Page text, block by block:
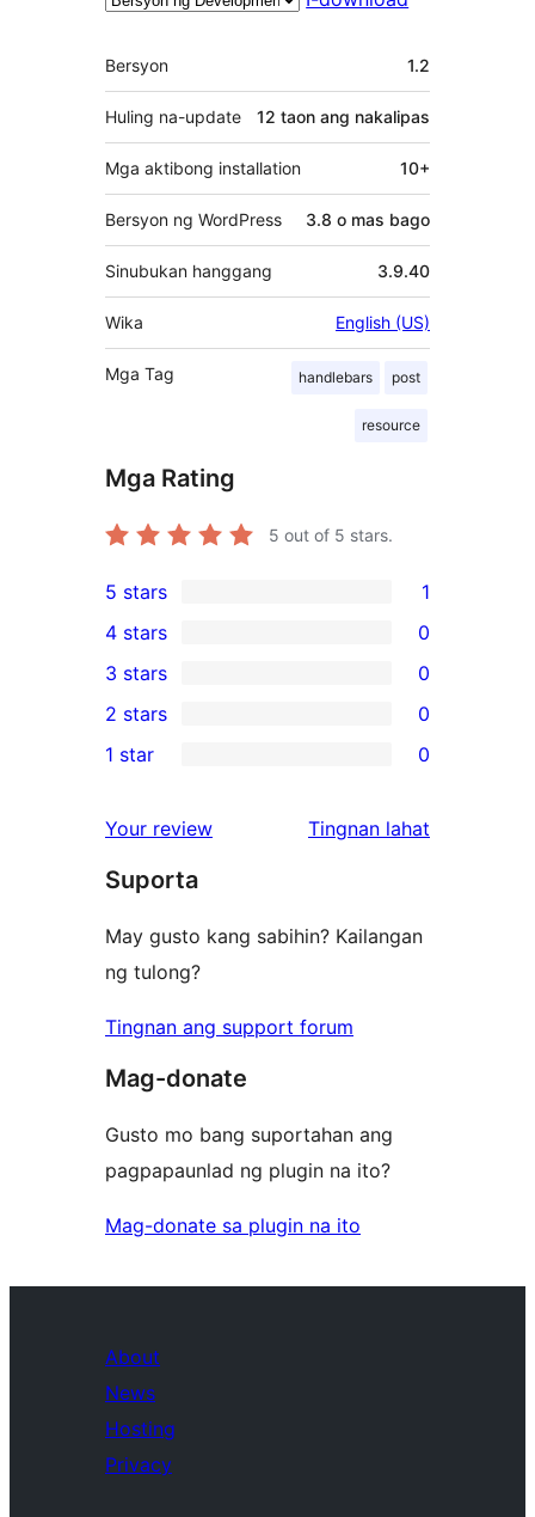
Meta
Bersyon 1.2
Huling na-update 12 taon ang nakalipas
Mga aktibong installation 10+
Bersyon ng WordPress 3.8 o mas bago
Sinubukan hanggang 3.9.40
Wika English (US)
Mga Tag handlebars post
resource
Mga Rating
5 out of 5 stars.
1
5-
star
review
5 stars 1
4-
star
reviews
4 stars 0
0
3-
star
3 stars 0
2-
reviews
2 stars 0
star
reviews
1 star 0
Your review Tingnan lahat
Suporta
May gusto kang sabihin? Kailangan
ng tulong?
Tingnan ang support forum
Mag-donate
Gusto mo bang suportahan ang
pagpapaunlad ng plugin na ito?
Mag-donate sa plugin na ito
About
News
Hosting
Privacy